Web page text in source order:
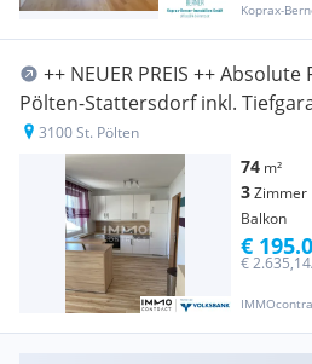
Koprax-
++ NEUER PREIS ++
Pölten-Stattersdorf inkl.
3100 St. Pölten
74 m²
3Zimmer
Balkon
€
€